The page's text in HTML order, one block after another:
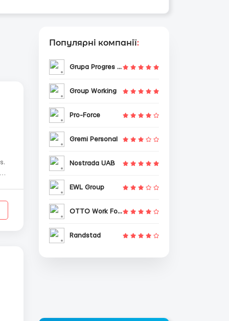
Популярні компанії:
Grupa Progres Sp. z o.o.
Group Working
Pro-Force
Gremi Personal
Nostrada UAB
EWL Group
OTTO Work Force
Randstad